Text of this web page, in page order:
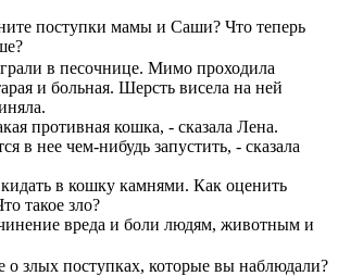
поступки мамы и Саши? Что теперь
в песочнице. Мимо проходила
и больная. Шерсть висела на ней
противная кошка, - сказала Лена.
нее чем-нибудь запустить, - сказала
в кошку камнями. Как оценить
такое зло?
вреда и боли людям, животным и
о злых поступках, которые вы наблюдали?